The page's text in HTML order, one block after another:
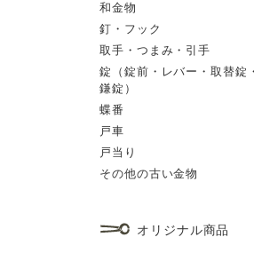
和金物
釘・フック
取手・つまみ・引手
錠（錠前・レバー・取替錠
鎌錠）
蝶番
戸車
戸当り
その他の古い金物
オリジナル商品